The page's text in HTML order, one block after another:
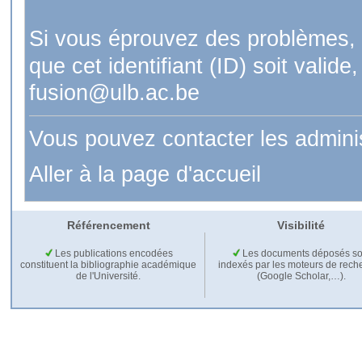
Si vous éprouvez des
que cet identifiant (ID) soit
fusion@ulb.ac.be
Vous pouvez contacter les
Aller à la page d'accueil
Référencement Visibilité
Les publications encodées
constituent la bibliographie académique
de l'Université.
Les documents déposés
indexés par les moteurs de
(Google Scholar,…).